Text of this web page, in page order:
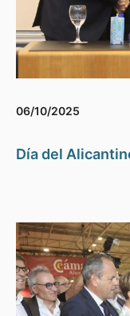
06/10/2025
Día del